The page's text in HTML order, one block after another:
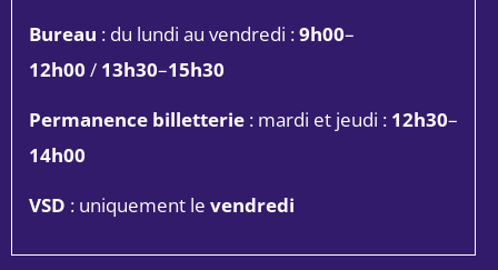
Bureau : du lundi au vendredi :9h00–
12h00 / 13h30–15h30
Permanence billetterie : mardi et jeudi : 12h30–
14h00
VSD : uniquement le vendredi